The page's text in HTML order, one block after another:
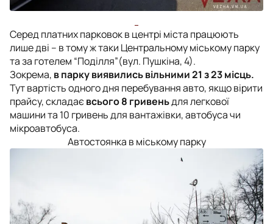
Серед платних парковок в центрі міста працюють
лише дві – в тому ж таки Центральному міському парку
та за готелем “Поділля”(вул. Пушкіна, 4).
Зокрема, в парку виявились вільними 21 з 23 місць.
Тут вартість одного дня перебування авто, якщо вірити
прайсу, складаєвсього 8 гривеньдля легкової
машини та 10 гривень для вантажівки, автобуса чи
мікроавтобуса.
Автостоянка в міському парку